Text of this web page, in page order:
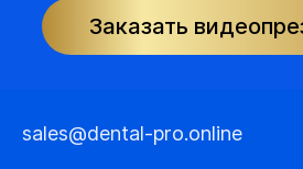
Заказать
sales@dental-pro.online